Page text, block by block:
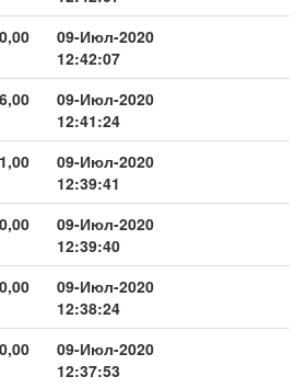
09-Июл-2020
12:42:07
09-Июл-2020
12:41:24
09-Июл-2020
12:39:41
09-Июл-2020
12:39:40
09-Июл-2020
12:38:24
09-Июл-2020
12:37:53